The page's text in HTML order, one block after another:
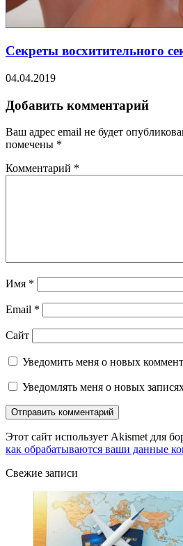
Секреты восхитительного
04.04.2019
Добавить комментарий
Ваш адрес email не будет
помечены *
Комментарий *
Имя *
Email *
Сайт
Уведомить меня о новых
Уведомлять меня о новых
Этот сайт использует Akismet для
как обрабатываются ваши данные
Свежие записи